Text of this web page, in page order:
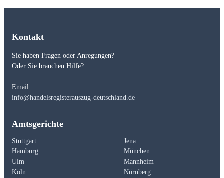
Kontakt
Sie haben Fragen oder Anregungen?
Oder Sie brauchen Hilfe?
Email:
info@handelsregisterauszug-deutschland.de
Amtsgerichte
Stuttgart
Jena
Hamburg
München
Ulm
Mannheim
Köln
Nürnberg